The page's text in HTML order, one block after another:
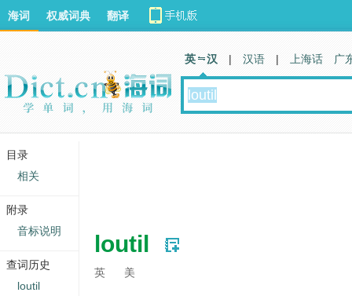
loutil
英 美
海词 权威词典 翻译
英 汉 | 汉语 | 上海话 广
目录
相关
附录
音标说明
查词历史
loutil